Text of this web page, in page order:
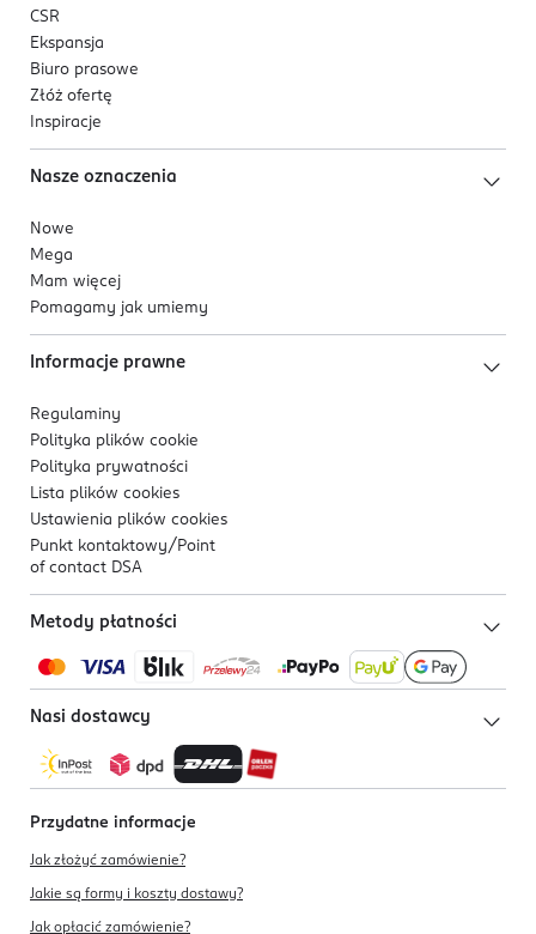
CSR
Ekspansja
Biuro prasowe
Złóż ofertę
Inspiracje
Nasze oznaczenia
Nowe
Mega
Mam więcej
Pomagamy jak umiemy
Informacje prawne
Regulaminy
Polityka plików cookie
Polityka prywatności
Lista plików cookies
Ustawienia plików cookies
Punkt kontaktowy/ Point
of contact DSA
Metody płatności
Nasi dostawcy
Przydatne informacje
Jak złożyć zamówienie?
Jakie są formy i koszty dostawy?
Jak opłacić zamówienie?